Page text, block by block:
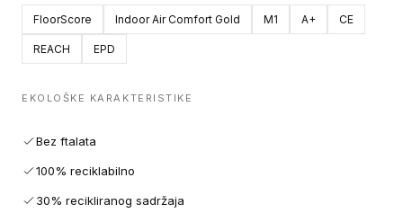
FloorScore Indoor Air Comfort Gold M1 A+ CE
REACH EPD
EKOLOŠKE KARAKTERISTIKE
Bez ftalata
100% reciklabilno
30% recikliranog sadržaja